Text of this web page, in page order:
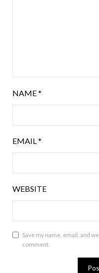
NAME*
EMAIL*
WEBSITE
Save my name, email, and
comment.